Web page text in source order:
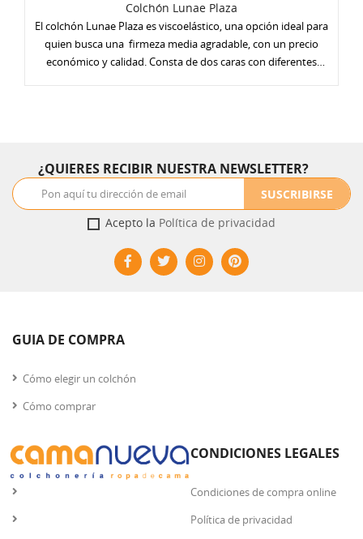
Colchón Lunae Plaza
El colchón Lunae Plaza es viscoelástico, una opción ideal para
quien busca una firmeza media agradable, con un precio
económico y calidad. Consta de dos caras con diferentes
¿QUIERES RECIBIR NUESTRA NEWSLETTER?
SUSCRIBIRSE
Acepto la Política de privacidad
GUIA DE COMPRA
Cómo elegir un colchón
Cómo comprar
CONDICIONES LEGALES
Condiciones de compra online
Política de privacidad